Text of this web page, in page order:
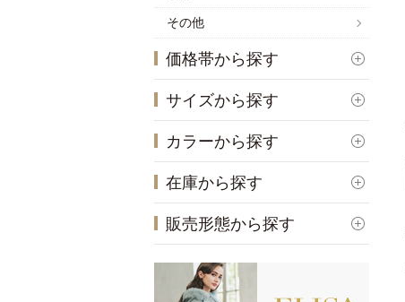
その他
価格帯から探す
サイズから探す
カラーから探す
在庫から探す
販売形態から探す